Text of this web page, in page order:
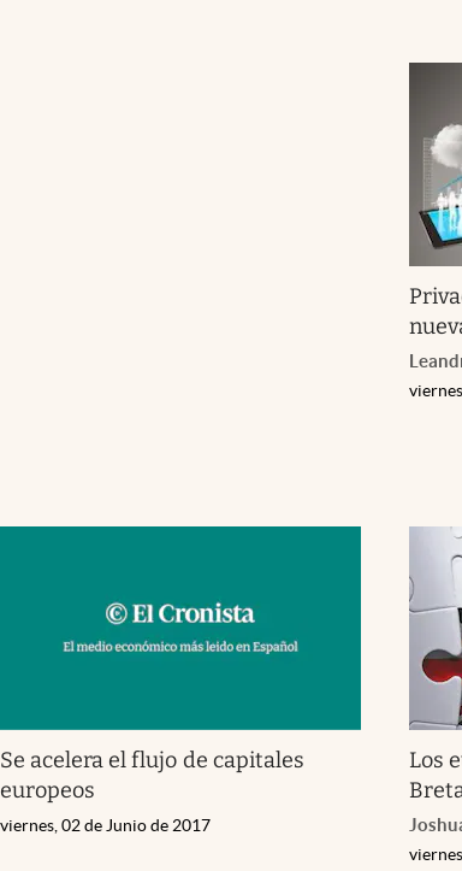
Se acelera el flujo de capitales
europeos
viernes, 02 de Junio de 2017
Los